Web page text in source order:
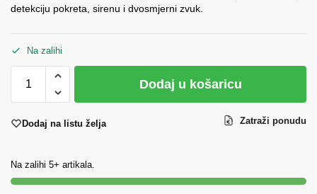
detekciju pokreta, sirenu i dvosmjerni zvuk.
Na zalihi
Dodaj u košaricu
Zatraži ponudu
Dodaj na listu želja
Na zalihi 5+ artikala.